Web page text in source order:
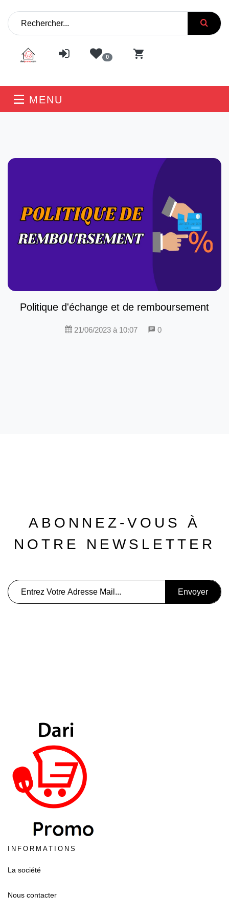
0
MENU
Politique d'échange et de remboursement
21/06/2023 à 10:07 0
ABONNEZ-VOUS À
NOTRE NEWSLETTER
INFORMATIONS
La société
Nous contacter